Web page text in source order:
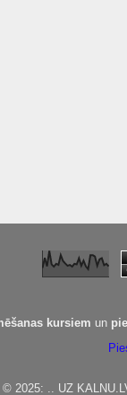
kursiem un
© 2025: .. UZ